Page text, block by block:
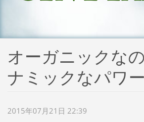
オーガニックな
ナミックなパワ
2015年07月21日 22:39